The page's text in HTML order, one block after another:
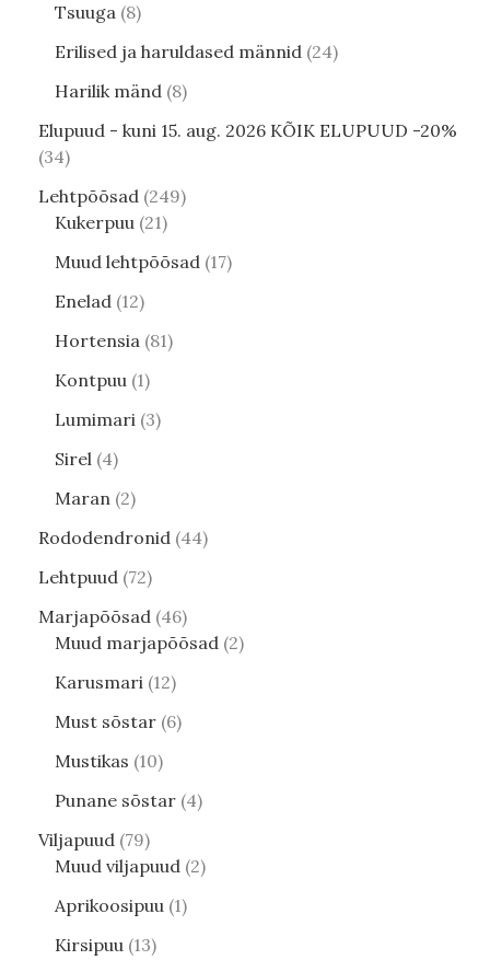
Tsuuga 8
Erilised ja haruldased männid 24
Harilik mänd 8
Elupuud - kuni 15. aug. 2026 KÕIK ELUPUUD -20%
34
Lehtpõõsad 249
Kukerpuu 21
Muud lehtpõõsad 17
Enelad 12
Hortensia 81
Kontpuu 1
Lumimari 3
Sirel 4
Maran 2
Rododendronid 44
Lehtpuud 72
Marjapõõsad 46
Muud marjapõõsad 2
Karusmari 12
Must sõstar 6
Mustikas 10
Punane sõstar 4
Viljapuud 79
Muud viljapuud 2
Aprikoosipuu 1
Kirsipuu 13